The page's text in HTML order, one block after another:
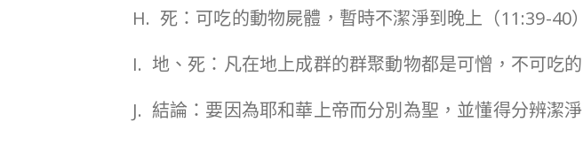
H. 死：可吃的動物屍體，暫時不潔淨到晚上（11:39-40）
I. 地、死：凡在地上成群的群聚動物都是可憎，不可吃的
J. 結論：要因為耶和華上帝而分別為聖，並懂得分辨潔